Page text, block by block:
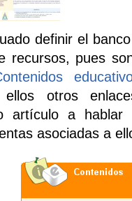
definir el
recursos, pues
otros
artículo a
asociadas a